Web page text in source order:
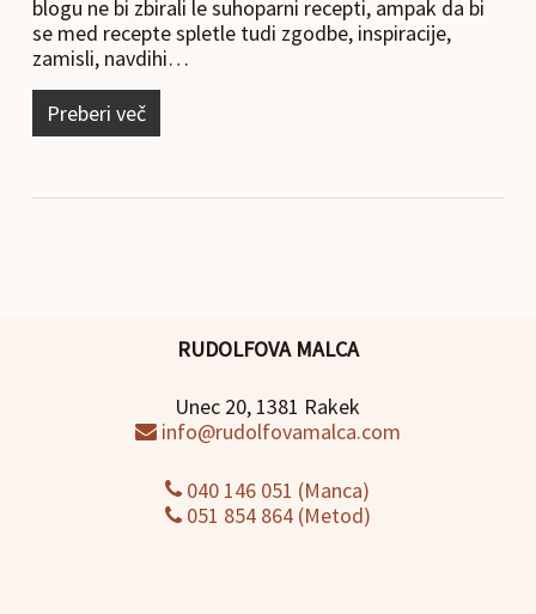
blogu ne bi zbirali le suhoparni recepti, ampak da bi
se med recepte spletle tudi zgodbe, inspiracije,
zamisli, navdihi…
Preberi več
RUDOLFOVA MALCA
Unec 20, 1381 Rakek
info@rudolfovamalca.com
040 146 051 (Manca)
051 854 864 (Metod)